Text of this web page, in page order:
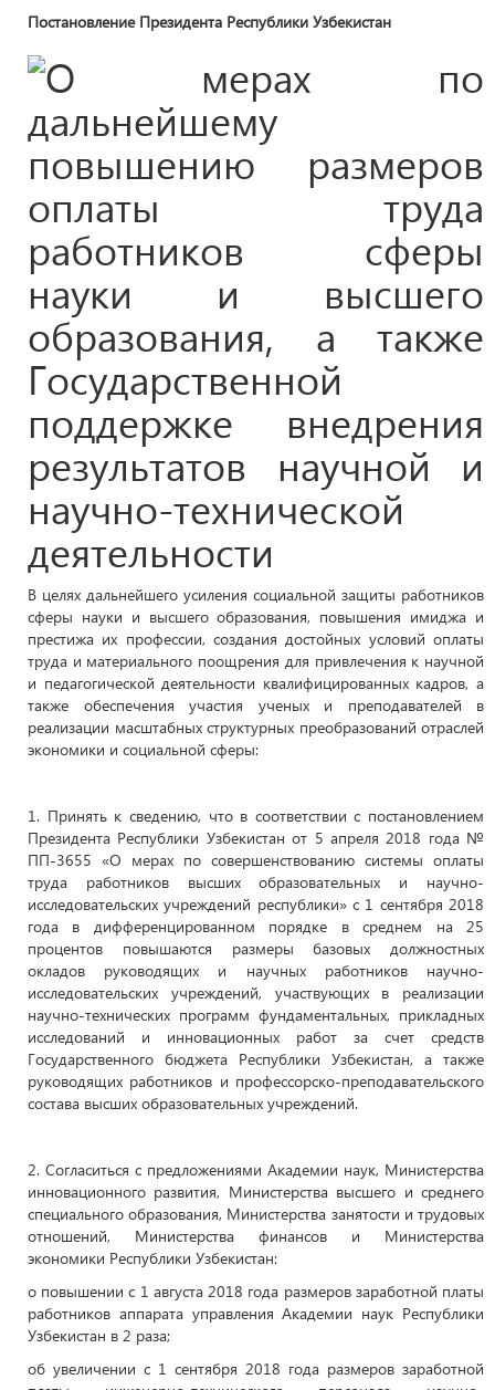
Постановление Президента Республики Узбекистан
В целях дальнейшего усиления социальной защиты работников
сферы науки и высшего образования, повышения имиджа и
престижа их профессии, создания достойных условий оплаты
труда и материального поощрения для привлечения к научной
и педагогической деятельности квалифицированных кадров, а
также обеспечения участия ученых и преподавателей в
реализации масштабных структурных преобразований отраслей
экономики и социальной сферы:
1. Принять к сведению, что в соответствии с постановлением
Президента Республики Узбекистан от 5 апреля 2018 года №
ПП-3655 «О мерах по совершенствованию системы оплаты
труда работников высших образовательных и научно-
исследовательских учреждений республики» с 1 сентября 2018
года в дифференцированном порядке в среднем на 25
процентов повышаются размеры базовых должностных
окладов руководящих и научных работников научно-
исследовательских учреждений, участвующих в реализации
научно-технических программ фундаментальных, прикладных
исследований и инновационных работ за счет средств
Государственного бюджета Республики Узбекистан, а также
руководящих работников и профессорско-преподавательского
состава высших образовательных учреждений.
2. Согласиться с предложениями Академии наук, Министерства
инновационного развития, Министерства высшего и среднего
специального образования, Министерства занятости и трудовых
отношений, Министерства финансов и Министерства
экономики Республики Узбекистан:
о повышении с 1 августа 2018 года размеров заработной платы
работников аппарата управления Академии наук Республики
Узбекистан в 2 раза;
об увеличении с 1 сентября 2018 года размеров заработной